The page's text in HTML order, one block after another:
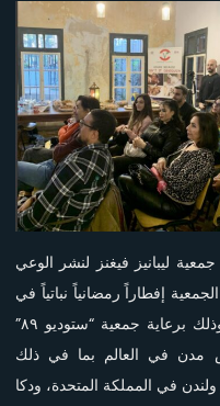
ليبانيز فيغنز لنشر الوعي
إفطاراً رمضانياً نباتياً في
مركزها في منطقة سن الفيل بيروت، وذلك برعاية جمعية “ستوديو ٨٩”
في العالم بما في ذلك